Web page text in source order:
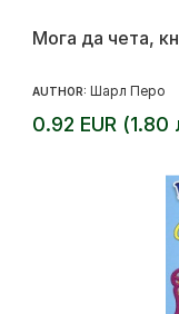
Мога да чета,
AUTHOR: Шарл Перо
0.92 EUR (1.80